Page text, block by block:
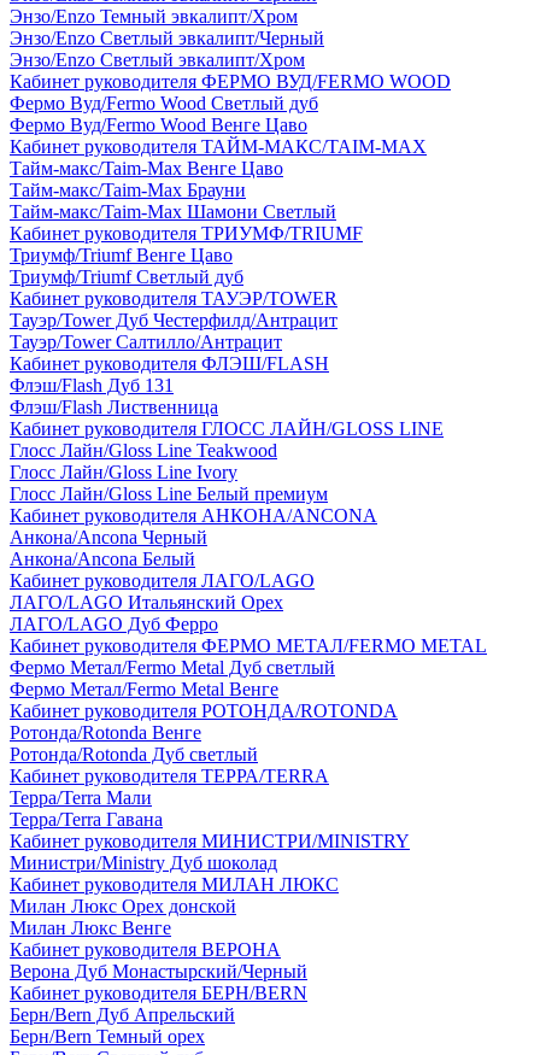
Энзо/Enzo Темный эвкалипт/Хром
Энзо/Enzo Светлый эвкалипт/Черный
Энзо/Enzo Светлый эвкалипт/Хром
Кабинет руководителя ФЕРМО ВУД/FERMO WOOD
Фермо Вуд/Fermo Wood Светлый дуб
Фермо Вуд/Fermo Wood Венге Цаво
Кабинет руководителя ТАЙМ-МАКС/TAIM-MAX
Тайм-макс/Taim-Max Венге Цаво
Тайм-макс/Taim-Max Брауни
Тайм-макс/Taim-Max Шамони Светлый
Кабинет руководителя ТРИУМФ/TRIUMF
Триумф/Triumf Венге Цаво
Триумф/Triumf Светлый дуб
Кабинет руководителя ТАУЭР/TOWER
Тауэр/Tower Дуб Честерфилд/Антрацит
Тауэр/Tower Салтилло/Антрацит
Кабинет руководителя ФЛЭШ/FLASH
Флэш/Flash Дуб 131
Флэш/Flash Лиственница
Кабинет руководителя ГЛОСС ЛАЙН/GLOSS LINE
Глосс Лайн/Gloss Line Teakwood
Глосс Лайн/Gloss Line Ivory
Глосс Лайн/Gloss Line Белый премиум
Кабинет руководителя АНКОНА/ANCONA
Анкона/Ancona Черный
Анкона/Ancona Белый
Кабинет руководителя ЛАГО/LAGO
ЛАГО/LAGO Итальянский Орех
ЛАГО/LAGO Дуб Ферро
Кабинет руководителя ФЕРМО МЕТАЛ/FERMO METAL
Фермо Метал/Fermo Metal Дуб светлый
Фермо Метал/Fermo Metal Венге
Кабинет руководителя РОТОНДА/ROTONDA
Ротонда/Rotonda Венге
Ротонда/Rotonda Дуб светлый
Кабинет руководителя ТЕРРА/TERRA
Терра/Terra Мали
Терра/Terra Гавана
Кабинет руководителя МИНИСТРИ/MINISTRY
Министри/Ministry Дуб шоколад
Кабинет руководителя МИЛАН ЛЮКС
Милан Люкс Орех донской
Милан Люкс Венге
Кабинет руководителя ВЕРОНА
Верона Дуб Монастырский/Черный
Кабинет руководителя БЕРН/BERN
Берн/Bern Дуб Апрельский
Берн/Bern Темный орех